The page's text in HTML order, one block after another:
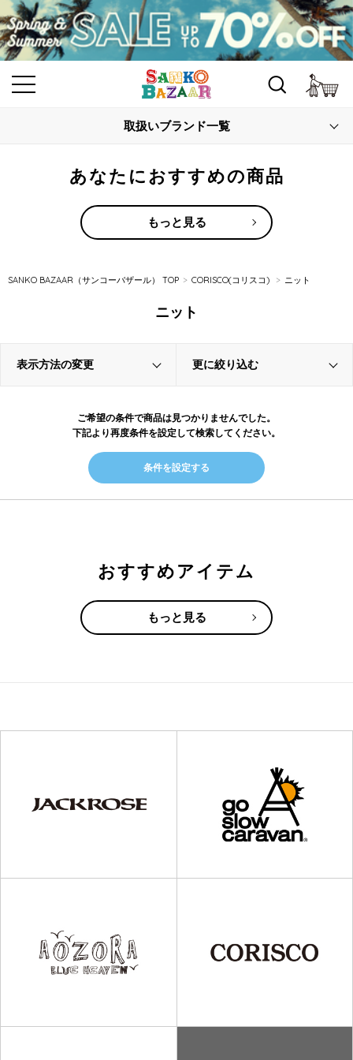
取扱いブランド一覧
あなたにおすすめの商品
もっと見る
SANKO BAZAAR（サンコーバザール） TOP CORISCO(コリスコ) ニット
ニット
表示方法の変更 更に絞り込む
ご希望の条件で商品は見つかりませんでした。
下記より再度条件を設定して検索してください。
条件を設定する
おすすめアイテム
もっと見る